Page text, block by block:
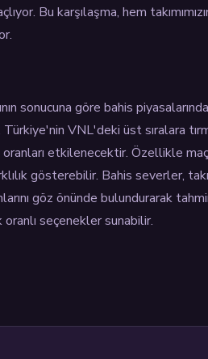
Bu karşılaşma, hem
sonucuna göre bahis
VNL'deki üst sıralara
oranları etkilenecektir. Özellikle
gösterebilir. Bahis severler,
göz önünde bulundurarak
seçenekler sunabilir.